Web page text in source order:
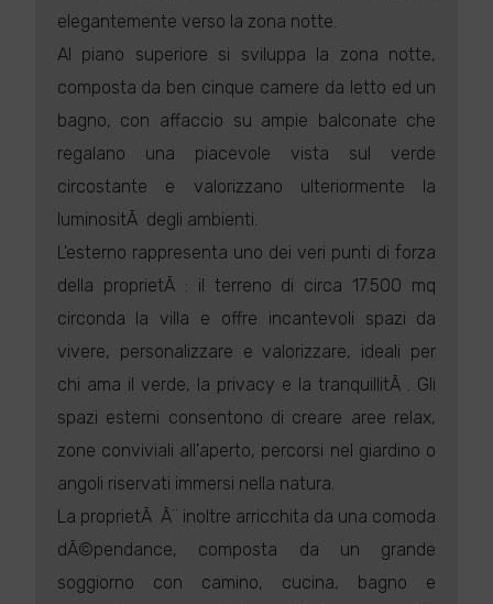
elegantemente verso la zona notte.
Al piano superiore si sviluppa la zona notte,
composta da ben cinque camere da letto ed un
bagno, con affaccio su ampie balconate che
regalano una piacevole vista sul verde
circostante e valorizzano ulteriormente la
luminositÃ degli ambienti.
L'esterno rappresenta uno dei veri punti di forza
della proprietÃ : il terreno di circa 17.500 mq
circonda la villa e offre incantevoli spazi da
vivere, personalizzare e valorizzare, ideali per
chi ama il verde, la privacy e la tranquillitÃ . Gli
spazi esterni consentono di creare aree relax,
zone conviviali all'aperto, percorsi nel giardino o
angoli riservati immersi nella natura.
La proprietÃ Ã¨ inoltre arricchita da una comoda
dÃ©pendance, composta da un grande
soggiorno con camino, cucina, bagno e